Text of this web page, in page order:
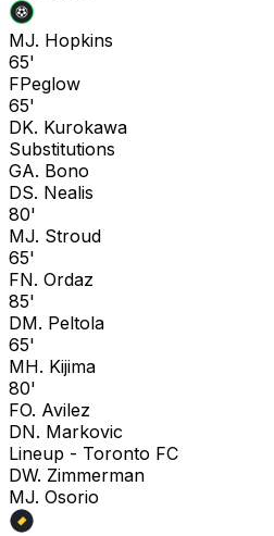
MJ. Hopkins
65'
FPeglow
65'
DK. Kurokawa
Substitutions
GA. Bono
DS. Nealis
80'
MJ. Stroud
65'
FN. Ordaz
85'
DM. Peltola
65'
MH. Kijima
80'
FO. Avilez
DN. Markovic
Lineup - Toronto FC
DW. Zimmerman
MJ. Osorio